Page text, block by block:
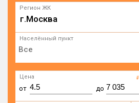
Регион ЖК
г.Москва
Населённый пункт
Цена
от до